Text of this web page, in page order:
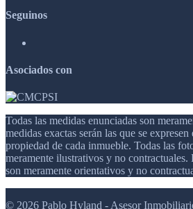
Seguinos
Asociados con
Todas las medidas enunciadas son
medidas exactas serán las que se
propiedad de cada inmueble. Todas las
meramente ilustrativos y no contractuales.
son meramente orientativos y no
© 2026 Pablo Hyland - Asesor